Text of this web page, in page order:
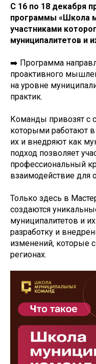
С 16 по 18 декабря
программы «Школа
участниками
муниципалитетов и
➡️ Программа
проактивного
на уровне
практик.
Команды привозят с
которыми работают
их и внедряют как
подход позволяет
профессиональный
взаимодействие для
Только здесь в
создаются
муниципалитетов и
разработку и
изменений, которые
регионах.